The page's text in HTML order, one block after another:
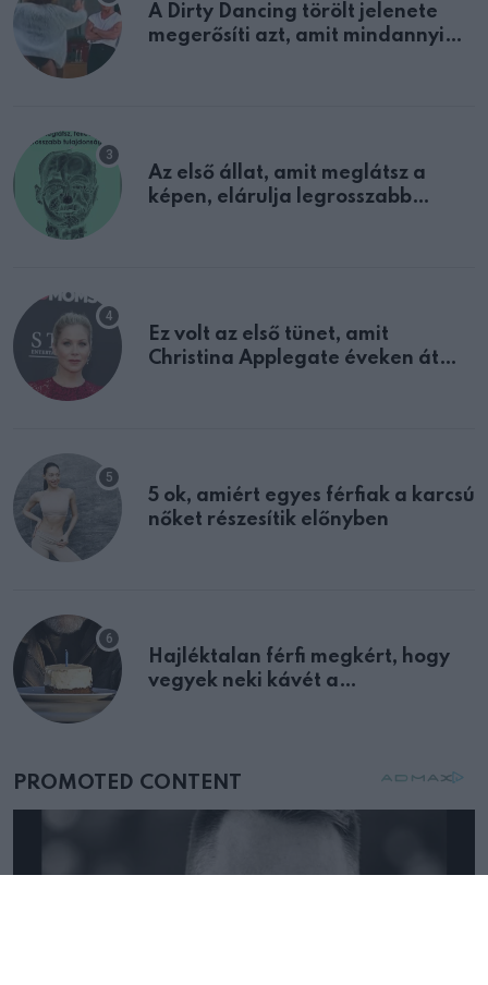
A Dirty Dancing törölt jelenete
megerősíti azt, amit mindannyian
Az első állat, amit meglátsz a
képen, elárulja legrosszabb
Ez volt az első tünet, amit
Christina Applegate éveken át
5 ok, amiért egyes férfiak a karcsú
nőket részesítik előnyben
Hajléktalan férfi megkért, hogy
vegyek neki kávét a